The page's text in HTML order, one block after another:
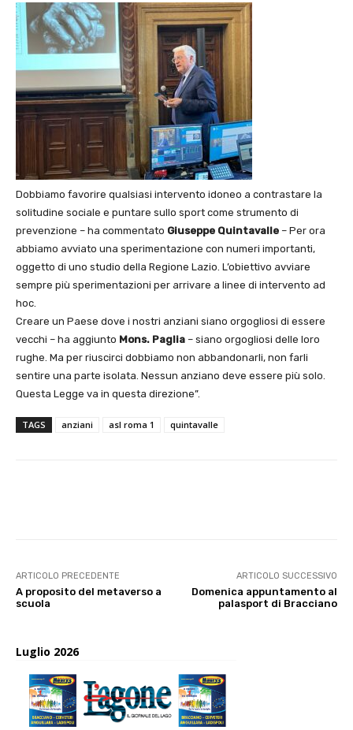
Dobbiamo favorire qualsiasi intervento idoneo a contrastare la
solitudine sociale e puntare sullo sport come strumento di
prevenzione – ha commentato Giuseppe Quintavalle – Per ora
abbiamo avviato una sperimentazione con numeri importanti,
oggetto di uno studio della Regione Lazio. L’obiettivo avviare
sempre più sperimentazioni per arrivare a linee di intervento ad
hoc.
Creare un Paese dove i nostri anziani siano orgogliosi di essere
vecchi – ha aggiunto Mons. Paglia – siano orgogliosi delle loro
rughe. Ma per riuscirci dobbiamo non abbandonarli, non farli
sentire una parte isolata. Nessun anziano deve essere più solo.
Questa Legge va in questa direzione”.
TAGS anziani asl roma 1 quintavalle
ARTICOLO PRECEDENTE
A proposito del metaverso a
scuola
ARTICOLO SUCCESSIVO
Domenica appuntamento al
palasport di Bracciano
Luglio 2026